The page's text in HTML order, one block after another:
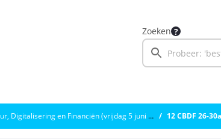
Zoeken
Digitalisering en Financiën (vrijdag 5 juni 2026) 12 CBDF 26-